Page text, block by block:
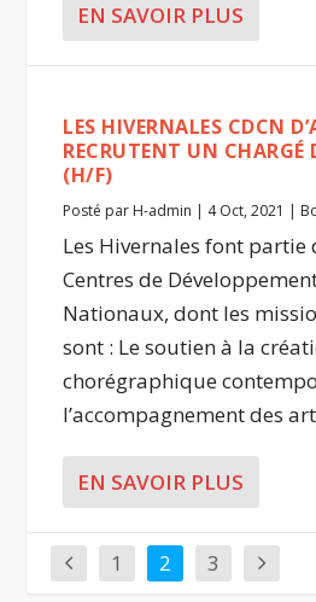
EN SAVOIR PLUS
LES HIVERNALES CDCN
RECRUTENT UN CHARGÉ
(H/F)
Posté par H-admin | 4 Oct, 2021 |
Les Hivernales font partie
Centres de
Nationaux, dont les
sont : Le soutien à la
chorégraphique
l’accompagnement des
EN SAVOIR PLUS
1 2 3